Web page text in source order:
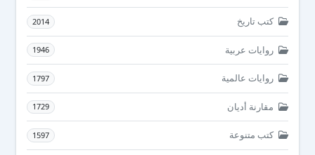
كتب تاريخ 2014
روايات عربية 1946
روايات عالمية 1797
مقارنة أديان 1729
كتب متنوعة 1597